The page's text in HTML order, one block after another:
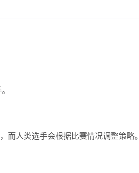
而人类选手会根据比赛情况调整策略。